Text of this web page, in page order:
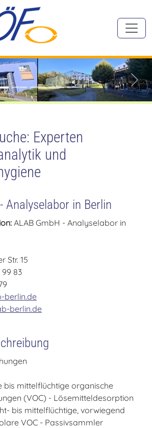
Experten
und
Analyselabor in Berlin
ALAB GmbH - Analyselabor in
Str. 15
83
berlin.de
berlin.de
bis mittelflüchtige organische
(VOC) - Lösemitteldesorption
bis mittelflüchtige, vorwiegend
VOC - Passivsammler